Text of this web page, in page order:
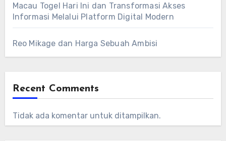
Macau Togel Hari Ini dan Transformasi Akses
Informasi Melalui Platform Digital Modern
Reo Mikage dan Harga Sebuah Ambisi
Recent Comments
Tidak ada komentar untuk ditampilkan.